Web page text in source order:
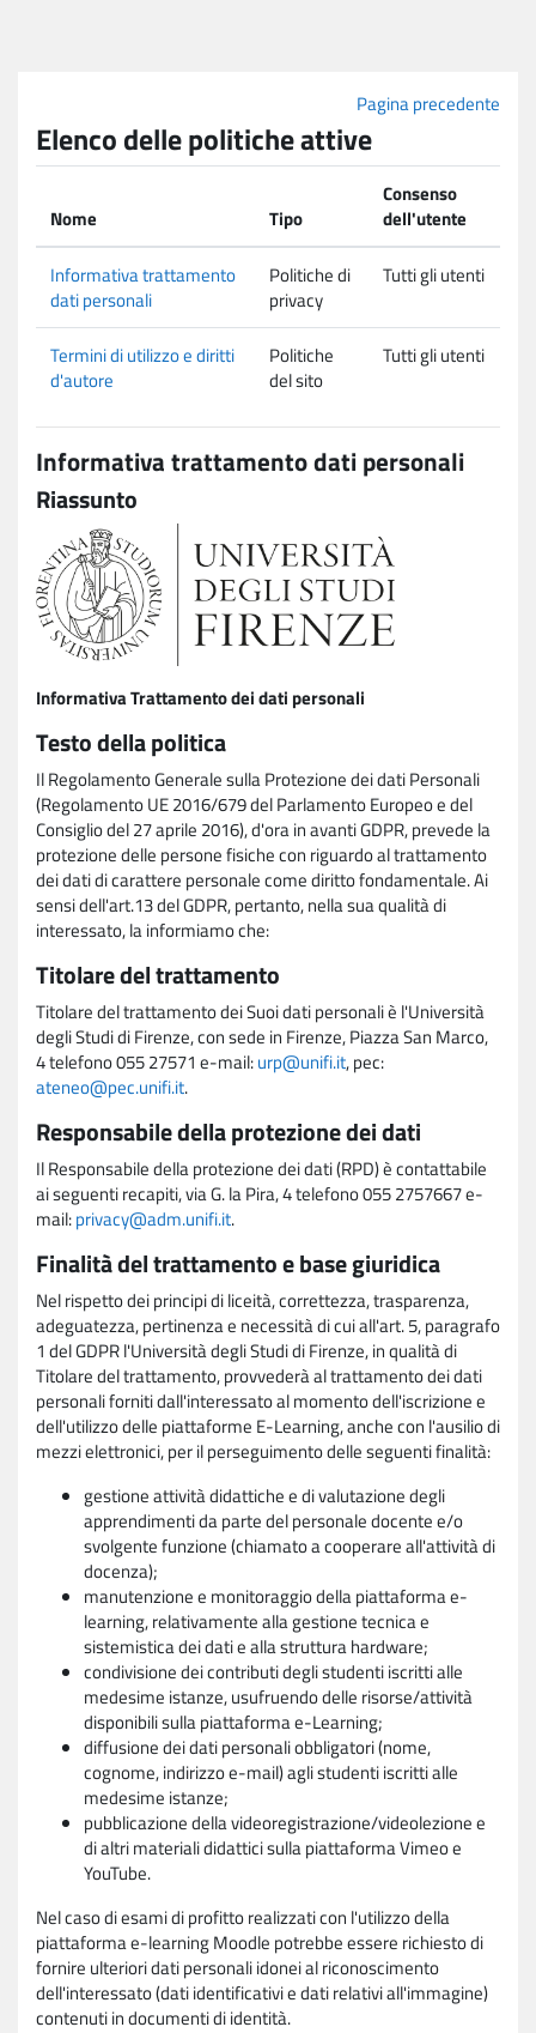
Pagina precedente
Elenco delle politiche attive
Nome Tipo
Consenso
dell'utente
Informativa trattamento
dati personali
Politiche di
privacy
Tutti gli utenti
Termini di utilizzo e diritti
d'autore
Politiche
del sito
Tutti gli utenti
Informativa trattamento dati personali
Riassunto
Informativa Trattamento dei dati personali
Testo della politica
Il Regolamento Generale sulla Protezione dei dati Personali
(Regolamento UE 2016/679 del Parlamento Europeo e del
Consiglio del 27 aprile 2016), d'ora in avanti GDPR, prevede la
protezione delle persone fisiche con riguardo al trattamento
dei dati di carattere personale come diritto fondamentale. Ai
sensi dell'art.13 del GDPR, pertanto, nella sua qualità di
interessato, la informiamo che:
Titolare del trattamento
Titolare del trattamento dei Suoi dati personali è l'Università
degli Studi di Firenze, con sede in Firenze, Piazza San Marco,
4 telefono 055 27571 e-mail:urp@unifi.it, pec:
ateneo@pec.unifi.it.
Responsabile della protezione dei dati
Il Responsabile della protezione dei dati (RPD) è contattabile
ai seguenti recapiti, via G. la Pira, 4 telefono 055 2757667 e-
mail:privacy@adm.unifi.it.
Finalità del trattamento e base giuridica
Nel rispetto dei principi di liceità, correttezza, trasparenza,
adeguatezza, pertinenza e necessità di cui all'art. 5, paragrafo
1 del GDPR l'Università degli Studi di Firenze, in qualità di
Titolare del trattamento, provvederà al trattamento dei dati
personali forniti dall'interessato al momento dell'iscrizione e
dell'utilizzo delle piattaforme E-Learning, anche con l'ausilio di
mezzi elettronici, per il perseguimento delle seguenti finalità:
gestione attività didattiche e di valutazione degli
apprendimenti da parte del personale docente e/o
svolgente funzione (chiamato a cooperare all'attività di
docenza);
manutenzione e monitoraggio della piattaforma e-
learning, relativamente alla gestione tecnica e
sistemistica dei dati e alla struttura hardware;
condivisione dei contributi degli studenti iscritti alle
medesime istanze, usufruendo delle risorse/attività
disponibili sulla piattaforma e-Learning;
diffusione dei dati personali obbligatori (nome,
cognome, indirizzo e-mail) agli studenti iscritti alle
medesime istanze;
pubblicazione della videoregistrazione/videolezione e
di altri materiali didattici sulla piattaforma Vimeo e
YouTube.
Nel caso di esami di profitto realizzati con l'utilizzo della
piattaforma e-learning Moodle potrebbe essere richiesto di
fornire ulteriori dati personali idonei al riconoscimento
dell'interessato (dati identificativi e dati relativi all'immagine)
contenuti in documenti di identità.